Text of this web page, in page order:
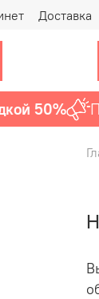
Доставка